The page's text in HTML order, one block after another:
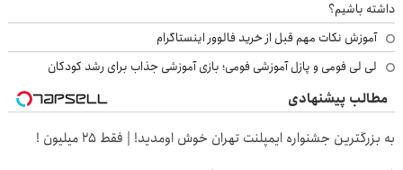
داشته باشیم؟
آموزش نکات مهم قبل از خرید فالوور اینستاگرام
لی لی فومی و پازل آموزشی فومی؛ بازی آموزشی جذاب برای رشد کودکان
مطالب پیشنهادی
به بزرگترین جشنواره ایمپلنت تهران خوش اومدید! | فقط ۲۵ میلیون !